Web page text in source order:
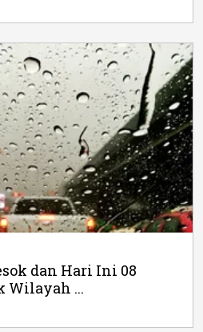
dan Hari Ini 08
Wilayah ...